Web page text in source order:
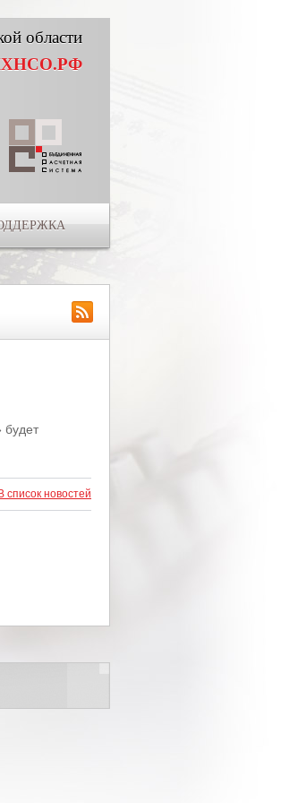
области
будет
В список новостей